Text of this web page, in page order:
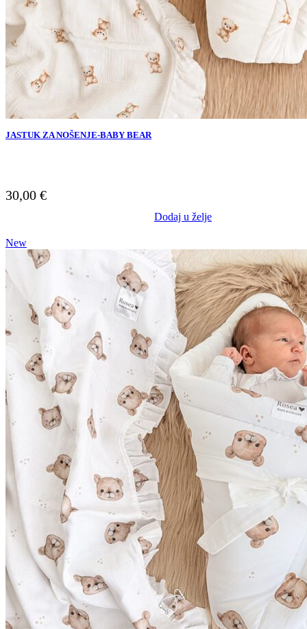
JASTUK ZA NOŠENJE-BABY BEAR
30,00 €
Dodaj u želje
New